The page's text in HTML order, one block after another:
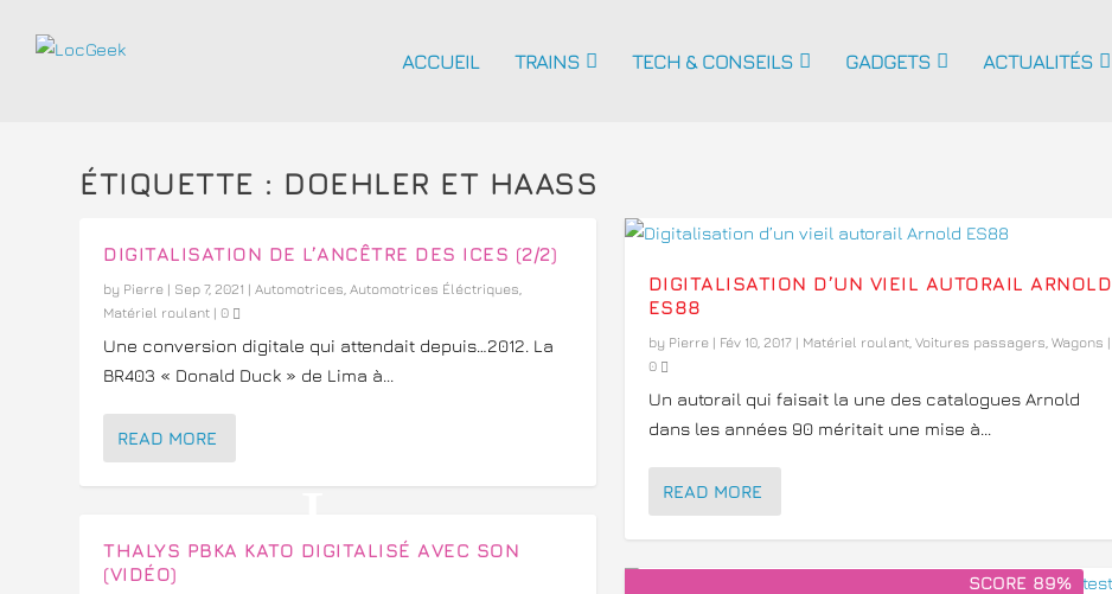
ACCUEIL TRAINS TECH & CONSEILS GADGETS ACTUALITÉS
ÉTIQUETTE : DOEHLER ET HAASS
DIGITALISATION DE L’ANCÊTRE DES ICES (2/2)
by Pierre | Sep 7, 2021 |Automotrices ,Automotrices Éléctriques
Matériel roulant |0
Une conversion digitale qui attendait depuis…2012. La
BR403 « Donald Duck » de Lima à...
READ MORE
THALYS PBKA KATO DIGITALISÉ AVEC SON
(VIDÉO)
DIGITALISATION D’UN VIEIL AUTORAIL ARNOLD
ES88
by Pierre| Fév 10, 2017| Matériel roulant, Voitures passagers Wagons |
0
Un autorail qui faisait la une des catalogues Arnold
dans les années 90 méritait une mise à...
READ MORE
SCORE 89%